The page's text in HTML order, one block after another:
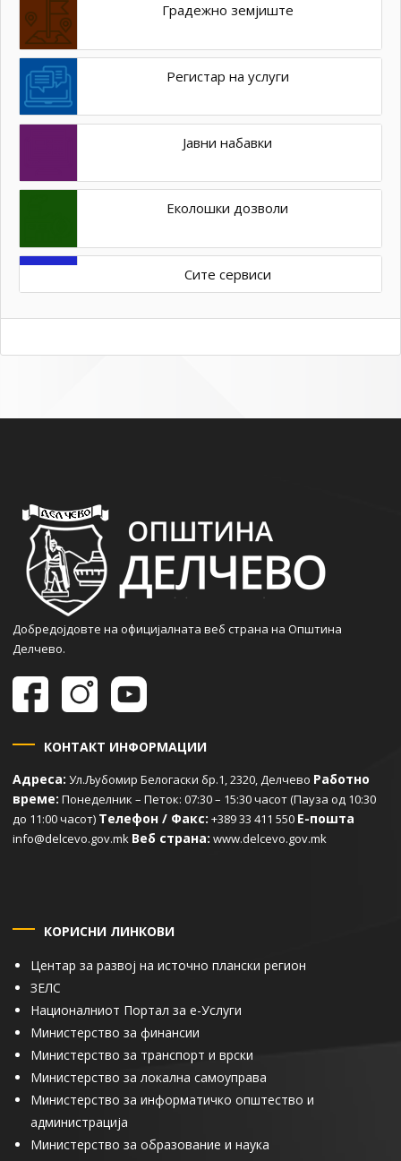
Градежно земјиште
Регистар на услуги
Јавни набавки
Еколошки дозволи
Сите сервиси
Добредојдовте на официјалната веб страна на Општина
Делчево.
КОНТАКТ ИНФОРМАЦИИ
Адреса: Ул.Љубомир Белогаски бр.1, 2320, Делчево Работно
време: Понеделник – Петок: 07:30 – 15:30 часот (Пауза од 10:30
до 11:00 часот) Телефон / Факс: +389 33 411 550 Е-пошта
info@delcevo.gov.mk Веб страна: www.delcevo.gov.mk
КОРИСНИ ЛИНКОВИ
Центар за развој на источно плански регион
ЗЕЛС
Националниот Портал за е-Услуги
Министерство за финансии
Министерство за транспорт и врски
Министерство за локална самоуправа
Министерство за информатичко општество и
администрација
Министерство за образование и наука